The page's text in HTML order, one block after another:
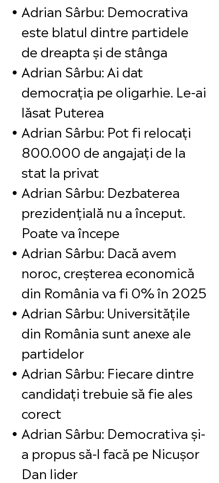
Adrian Sârbu: Democrativa
este blatul dintre partidele
de dreapta și de stânga
Adrian Sârbu: Ai dat
democrația pe oligarhie. Le-ai
lăsat Puterea
Adrian Sârbu: Pot fi relocați
800.000 de angajați de la
stat la privat
Adrian Sârbu: Dezbaterea
prezidențială nu a început.
Poate va începe
Adrian Sârbu: Dacă avem
noroc, creșterea economică
din România va fi 0% în 2025
Adrian Sârbu: Universitățile
din România sunt anexe ale
partidelor
Adrian Sârbu: Fiecare dintre
candidați trebuie să fie ales
corect
Adrian Sârbu: Democrativa și-
a propus să-l facă pe Nicușor
Dan lider